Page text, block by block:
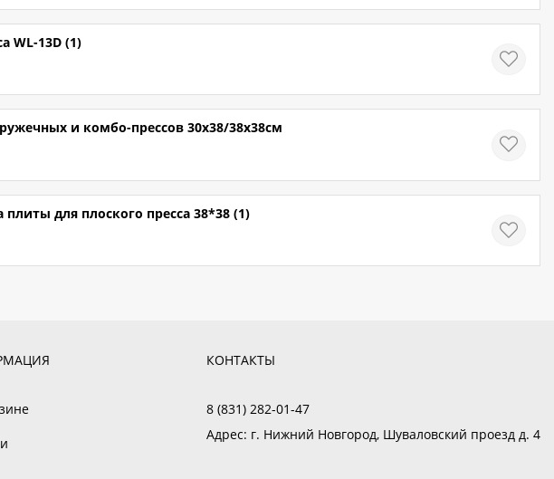
WL-13D (1)
и комбо-прессов 30x38/38х38см
для плоского пресса 38*38 (1)
КОНТАКТЫ
8 (831) 282-01-47
Адрес: г. Нижний Новгород, Шуваловский проезд д. 4